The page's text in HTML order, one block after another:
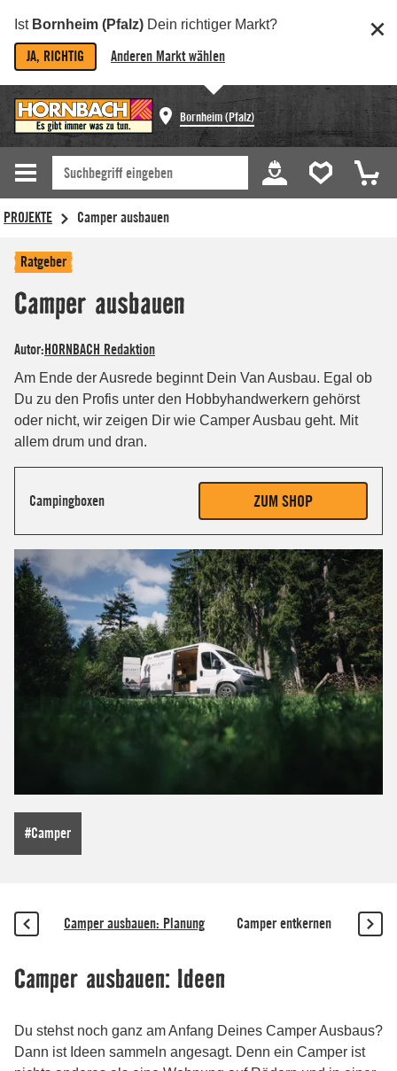
Ist Bornheim (Pfalz) Dein richtiger Markt?
JA, RICHTIG Anderen Markt wählen
Bornheim (Pfalz)